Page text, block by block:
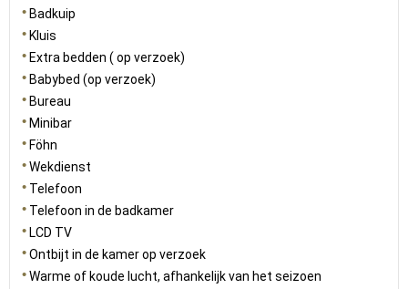
Badkuip
Kluis
Extra bedden ( op verzoek)
Babybed (op verzoek)
Bureau
Minibar
Föhn
Wekdienst
Telefoon
Telefoon in de badkamer
LCD TV
Ontbijt in de kamer op verzoek
Warme of koude lucht, afhankelijk van het seizoen